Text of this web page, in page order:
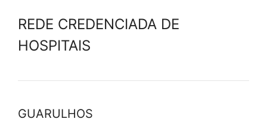
REDE CREDENCIADA DE
HOSPITAIS
GUARULHOS